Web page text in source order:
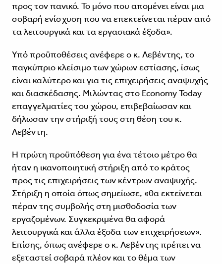
προς τον πανικό. Το μόνο που απομένει είναι μια
σοβαρή ενίσχυση που να επεκτείνεται πέραν από
τα λειτουργικά και τα εργασιακά έξοδα».
Υπό προϋποθέσεις ανέφερε ο κ. Λεβέντης, το
παγκύπριο κλείσιμο των χώρων εστίασης, ίσως
είναι καλύτερο και για τις επιχειρήσεις αναψυχής
και διασκέδασης. Μιλώντας στο Economy Today
επαγγελματίες του χώρου, επιβεβαίωσαν και
δήλωσαν την στήριξή τους στη θέση του κ.
Λεβέντη.
Η πρώτη προϋπόθεση για ένα τέτοιο μέτρο θα
ήταν η ικανοποιητική στήριξη από το κράτος
προς τις επιχειρήσεις των κέντρων αναψυχής.
Στήριξη η οποία όπως σημείωσε, «θα εκτείνεται
πέραν της συμβολής στη μισθοδοσία των
εργαζομένων. Συγκεκριμένα θα αφορά
λειτουργικά και άλλα έξοδα των επιχειρήσεων».
Επίσης, όπως ανέφερε ο κ. Λεβέντης πρέπει να
εξεταστεί σοβαρά πλέον και το θέμα των